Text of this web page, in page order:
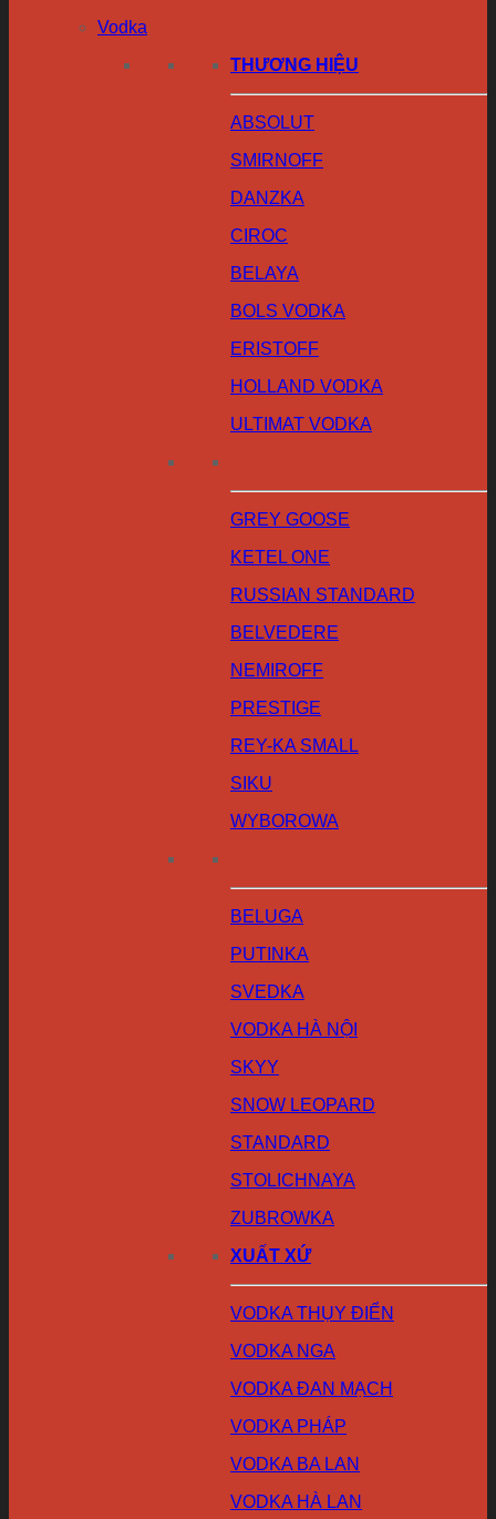
Vodka
THƯƠNG HIỆU
ABSOLUT
SMIRNOFF
DANZKA
CIROC
BELAYA
BOLS VODKA
ERISTOFF
HOLLAND VODKA
ULTIMAT VODKA
GREY GOOSE
KETEL ONE
RUSSIAN STANDARD
BELVEDERE
NEMIROFF
PRESTIGE
REY-KA SMALL
SIKU
WYBOROWA
BELUGA
PUTINKA
SVEDKA
VODKA HÀ NỘI
SKYY
SNOW LEOPARD
STANDARD
STOLICHNAYA
ZUBROWKA
XUẤT XỨ
VODKA THỤY ĐIỂN
VODKA NGA
VODKA ĐAN MẠCH
VODKA PHÁP
VODKA BA LAN
VODKA HÀ LAN